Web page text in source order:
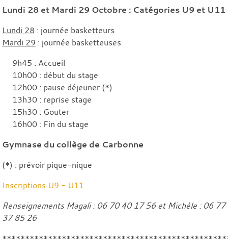
Lundi 28 et Mardi 29 Octobre : Catégories U9 et U11
Lundi 28 : journée basketteurs
Mardi 29 : journée basketteuses
9h45 : Accueil
10h00 : début du stage
12h00 : pause déjeuner (*)
13h30 : reprise stage
15h30 : Gouter
16h00 : Fin du stage
Gymnase du collège de Carbonne
(*) : prévoir pique-nique
Inscriptions U9 - U11
Renseignements Magali : 06 70 40 17 56 et Michèle : 06 77
37 85 26